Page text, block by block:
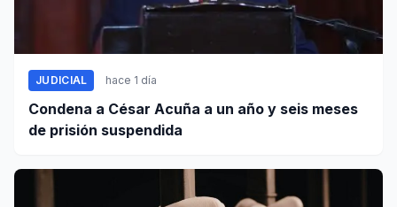
JUDICIAL hace 1 día
Condena a César Acuña a un año y seis meses
de prisión suspendida